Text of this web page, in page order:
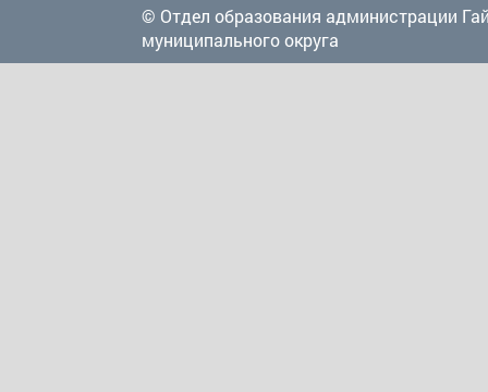
© Отдел образования администрации
муниципального округа